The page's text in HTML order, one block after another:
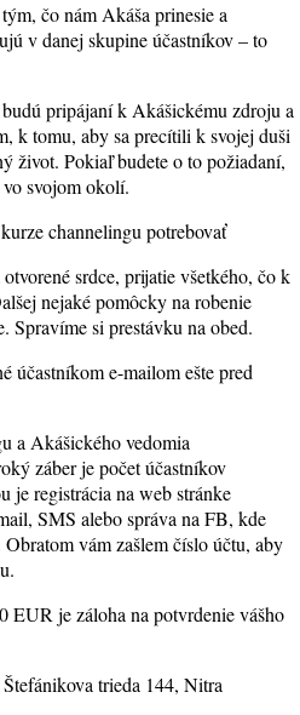
čo nám Akáša prinesie a
v danej skupine účastníkov – to
pripájaní k Akášickému zdroju a
k tomu, aby sa precítili k svojej duši
život. Pokiaľ budete o to požiadaní,
svojom okolí.
channelingu potrebovať
srdce, prijatie všetkého, čo k
nejaké pomôcky na robenie
Spravíme si prestávku na obed.
účastníkom e-mailom ešte pred
a Akášického vedomia
záber je počet účastníkov
je registrácia na web stránke
SMS alebo správa na FB, kde
vám zašlem číslo účtu, aby
EUR je záloha na potvrdenie vášho
trieda 144, Nitra